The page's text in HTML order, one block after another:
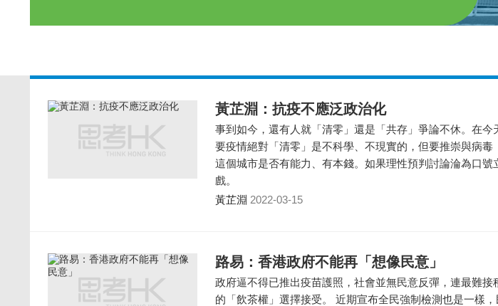
黃芷淵：抗疫不應泛政治化
事到如今，還有人就「清零」還是「共存」爭論不休。在今
要疫情絕對「清零」是不科學、不現實的，但要推崇與病毒
這個城市是否有能力、有本錢。如果理性預判討論淪為口號
戲。
黃芷淵 2022-03-15
路易：香港政府不能再「想像民意」
政府逼不得已推出疫苗護照，社會並無民意反彈，連最難接
的「飲茶權」選擇接受。 近期宣布全民強制檢測也是一樣